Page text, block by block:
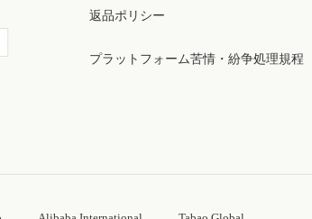
返品ポリシー
プラットフォーム苦情・紛争処理規程